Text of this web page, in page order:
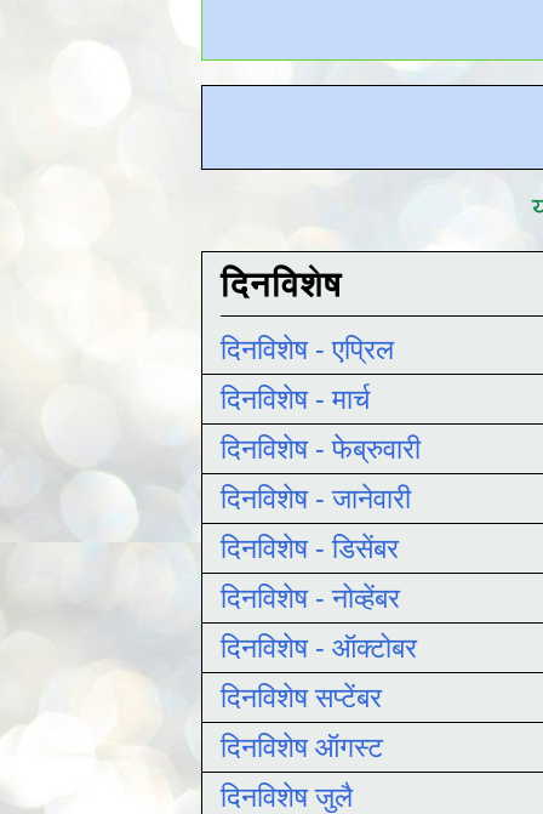
दिनविशेष
दिनविशेष - एप्रिल
दिनविशेष - मार्च
दिनविशेष - फेब्रुवारी
दिनविशेष - जानेवारी
दिनविशेष - डिसेंबर
दिनविशेष - नोव्हेंबर
दिनविशेष - ऑक्टोबर
दिनविशेष सप्टेंबर
दिनविशेष ऑगस्ट
दिनविशेष जुलै